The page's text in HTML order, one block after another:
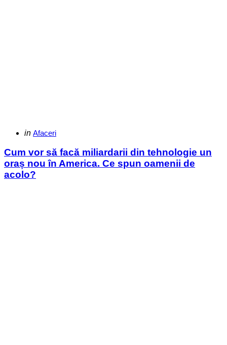
Categories
Posted
in Afaceri
Cum vor să facă miliardarii din tehnologie un
oraș nou în America. Ce spun oamenii de
acolo?